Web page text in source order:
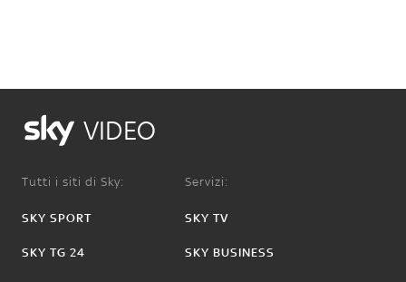
VIDEO
Tutti i siti di Sky:
SKY SPORT
SKY TG 24
Servizi:
SKY TV
SKY BUSINESS